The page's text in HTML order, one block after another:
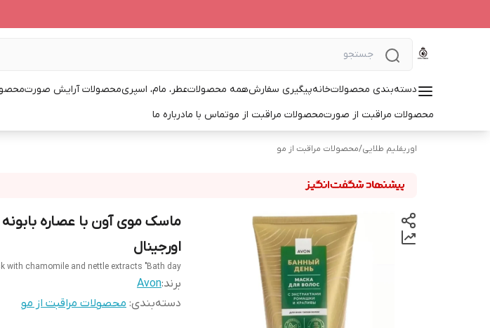
دسته‌بندی محصولاتخانهپیگیری سفارشهمه محصولاتعطر، مام، اسپریمحصولات آرایش صورت
محصولات مراقبت از صورتمحصولات مراقبت از موتماس با مادرباره ما
اوریفلیم طلایی/محصولات مراقبت از مو
اورجینال
with chamomile and nettle extracts "Bath day"
برند:Avon
دسته‌بندی: محصولات مراقبت از مو